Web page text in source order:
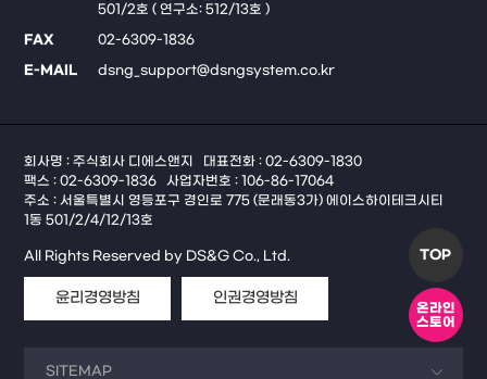
TOP
온라인
스토어
501/2호 ( 연구소: 512/13호 )
FAX
02-6309-1836
E-MAIL
dsng_support@dsngsystem.co.kr
회사명 : 주식회사 디에스앤지
대표전화 : 02-6309-1830
팩스 : 02-6309-1836
사업자번호 : 106-86-17064
주소 : 서울특별시 영등포구 경인로 775 (문래동3가) 에이스하이테크시티
1동 501/2/4/12/13호
All Rights Reserved by DS&G Co., Ltd.
윤리경영방침 인권경영방침